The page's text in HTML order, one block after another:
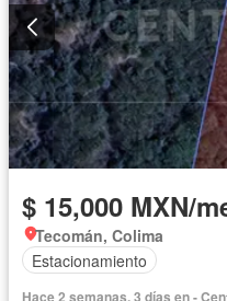
$ 15,000 MXN/
Tecomán, Colima
Estacionamiento
Hace 2 semanas, 3 días en -